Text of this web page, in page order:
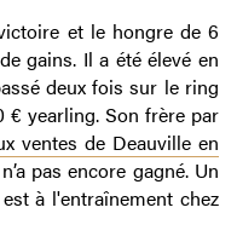
et le hongre de 6
gains. Il a été élevé en
deux fois sur le ring
€ yearling. Son frère par
ventes de Deauville en
pas encore gagné. Un
à l'entraînement chez